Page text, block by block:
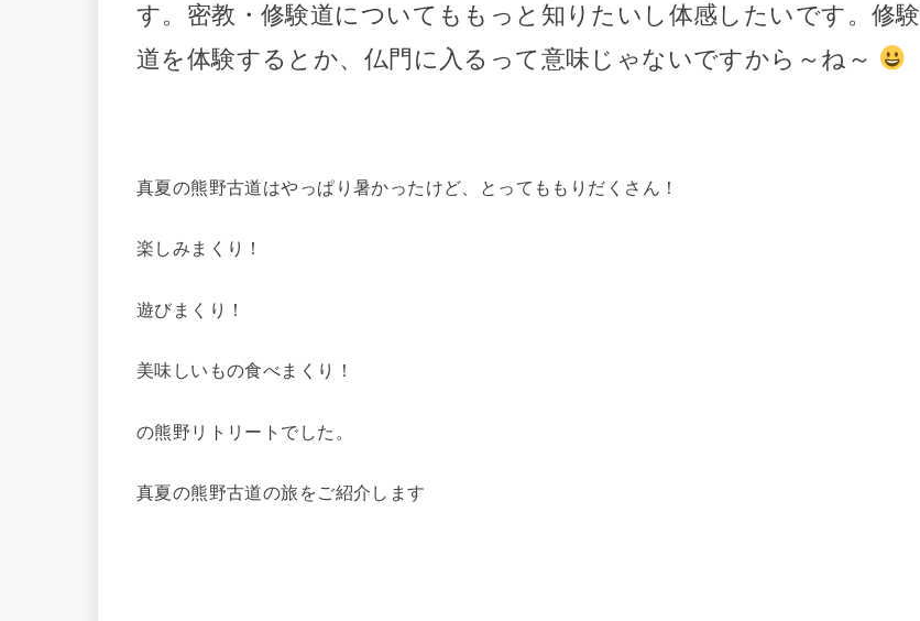
す。密教・修験道についてももっと知りたいし体感したいです。修験
道を体験するとか、仏門に入るって意味じゃないですから～ね～
真夏の熊野古道はやっぱり暑かったけど、とってももりだくさん！
楽しみまくり！
遊びまくり！
美味しいもの食べまくり！
の熊野リトリートでした。
真夏の熊野古道の旅をご紹介します